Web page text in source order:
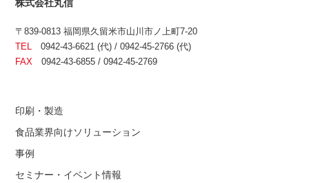
株式会社丸信
〒839-0813 福岡県久留米市山川市ノ上町7-20
TEL 0942-43-6621 (代) / 0942-45-2766 (代)
FAX 0942-43-6855 / 0942-45-2769
印刷・製造
食品業界向けソリューション
事例
セミナー・イベント情報